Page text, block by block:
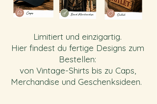
Limitiert und einzigartig.
Hier findest du fertige Designs zum
Bestellen:
von Vintage-Shirts bis zu Caps,
Merchandise und Geschenksideen.